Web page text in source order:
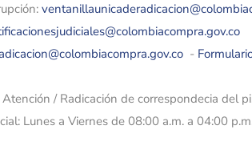
-
/ Radicación de correspondecia del
Lunes a Viernes de 08:00 a.m. a 04:00